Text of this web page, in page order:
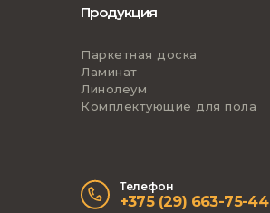
Продукция
Паркетная доска
Ламинат
Линолеум
Комплектующие для пола
Телефон
+375 (29) 663-75-44